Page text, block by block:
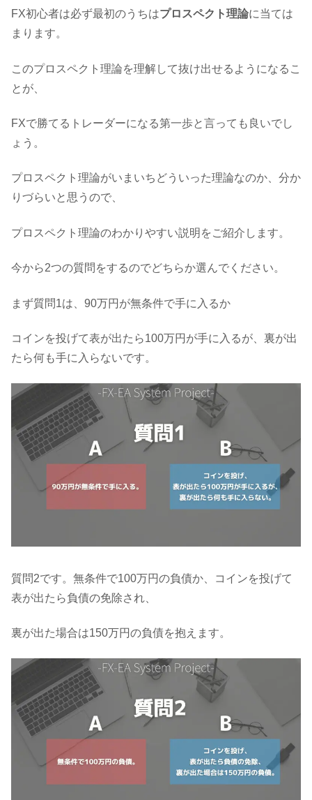
FX初心者は必ず最初のうちはプロスペクト理論に当ては
まります。
このプロスペクト理論を理解して抜け出せるようになるこ
とが、
FXで勝てるトレーダーになる第一歩と言っても良いでし
ょう。
プロスペクト理論がいまいちどういった理論なのか、分か
りづらいと思うので、
プロスペクト理論のわかりやすい説明をご紹介します。
今から2つの質問をするのでどちらか選んでください。
まず質問1は、90万円が無条件で手に入るか
コインを投げて表が出たら100万円が手に入るが、裏が出
たら何も手に入らないです。
質問2です。無条件で100万円の負債か、コインを投げて
表が出たら負債の免除され、
裏が出た場合は150万円の負債を抱えます。